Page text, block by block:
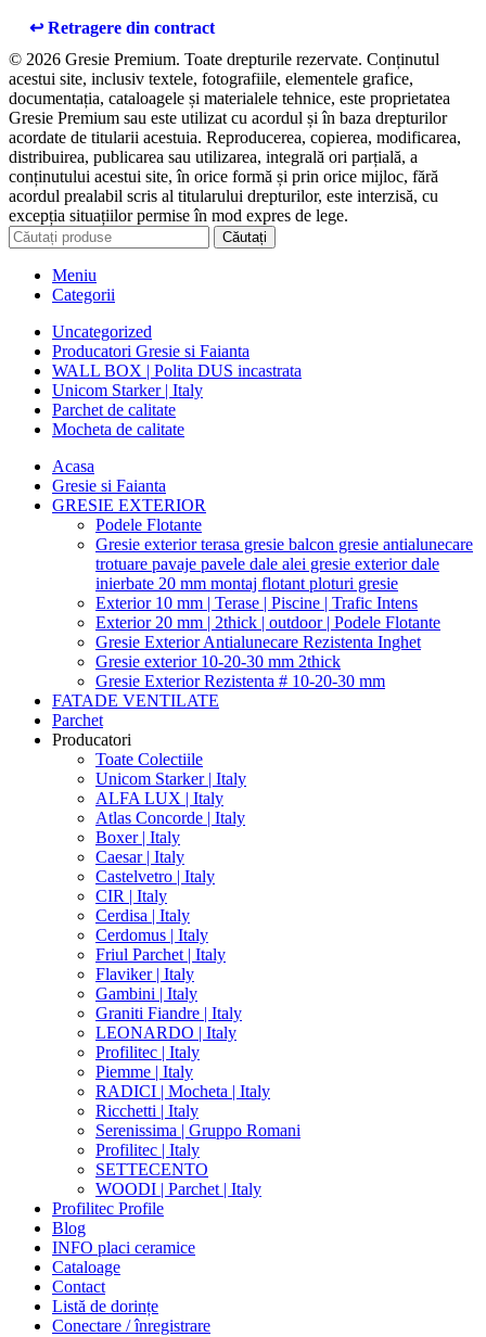
↩️ Retragere din contract
© 2026 Gresie Premium. Toate drepturile rezervate. Conținutul
acestui site, inclusiv textele, fotografiile, elementele grafice,
documentația, cataloagele și materialele tehnice, este proprietatea
Gresie Premium sau este utilizat cu acordul și în baza drepturilor
acordate de titularii acestuia. Reproducerea, copierea, modificarea,
distribuirea, publicarea sau utilizarea, integrală ori parțială, a
conținutului acestui site, în orice formă și prin orice mijloc, fără
acordul prealabil scris al titularului drepturilor, este interzisă, cu
excepția situațiilor permise în mod expres de lege.
Căutați
Meniu
Categorii
Uncategorized
Producatori Gresie si Faianta
WALL BOX | Polita DUS incastrata
Unicom Starker | Italy
Parchet de calitate
Mocheta de calitate
Acasa
Gresie si Faianta
GRESIE EXTERIOR
Podele Flotante
Gresie exterior terasa gresie balcon gresie antialunecare
trotuare pavaje pavele dale alei gresie exterior dale
inierbate 20 mm montaj flotant ploturi gresie
Exterior 10 mm | Terase | Piscine | Trafic Intens
Exterior 20 mm | 2thick | outdoor | Podele Flotante
Gresie Exterior Antialunecare Rezistenta Inghet
Gresie exterior 10-20-30 mm 2thick
Gresie Exterior Rezistenta # 10-20-30 mm
FATADE VENTILATE
Parchet
Producatori
Toate Colectiile
Unicom Starker | Italy
ALFA LUX | Italy
Atlas Concorde | Italy
Boxer | Italy
Caesar | Italy
Castelvetro | Italy
CIR | Italy
Cerdisa | Italy
Cerdomus | Italy
Friul Parchet | Italy
Flaviker | Italy
Gambini | Italy
Graniti Fiandre | Italy
LEONARDO | Italy
Profilitec | Italy
Piemme | Italy
RADICI | Mocheta | Italy
Ricchetti | Italy
Serenissima | Gruppo Romani
Profilitec | Italy
SETTECENTO
WOODI | Parchet | Italy
Profilitec Profile
Blog
INFO placi ceramice
Cataloage
Contact
Listă de dorințe
Conectare / înregistrare